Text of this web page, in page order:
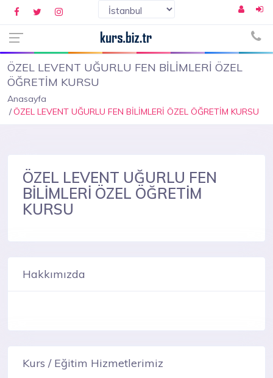
ÖZEL LEVENT UĞURLU FEN BİLİMLERİ ÖZEL
ÖĞRETİM KURSU
Anasayfa
ÖZEL LEVENT UĞURLU FEN BİLİMLERİ ÖZEL ÖĞRETİM KURSU
ÖZEL LEVENT UĞURLU FEN
BİLİMLERİ ÖZEL ÖĞRETİM
KURSU
Hakkımızda
Kurs / Eğitim Hizmetlerimiz